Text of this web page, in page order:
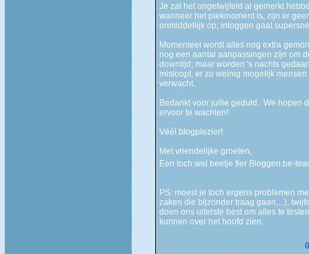
Je zal het ongetwijfeld al gemerkt
wanneer het piekmoment is, zijn er
onmiddellijk op, inloggen gaat
Momenteel wordt alles nog extra
nog een aantal aanpassingen zijn om
downtijd; maar worden 's nachts
misloopt, er zo weinig mogelijk
verwacht.
Bedankt voor jullie geduld. We hopen
ervoor te wachten!
Véél blogplezier!
Met vriendelijke groeten,
Een toch wel beetje fier Bloggen.be-
PS: moest je toch ergens problemen
zaken die bijzonder traag gaan,...),
doen ons uiterste best om alles te
kunnen over het hoofd zien.